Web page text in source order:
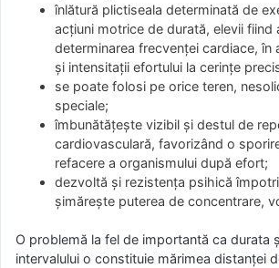
înlătură plictiseala determinată de
acţiuni motrice de durată, elevii fiind
determinarea frecvenţei cardiace, în
şi intensitaţii efortului la cerinţe
se poate folosi pe orice teren,
speciale;
îmbunătăţeşte vizibil şi destul de
cardiovasculară, favorizând o
refacere a organismului după efort;
dezvoltă şi rezistenţa psihică
şimăreşte puterea de concentrare,
O problemă la fel de importantă ca durata
intervalului o constituie mărimea distanţei